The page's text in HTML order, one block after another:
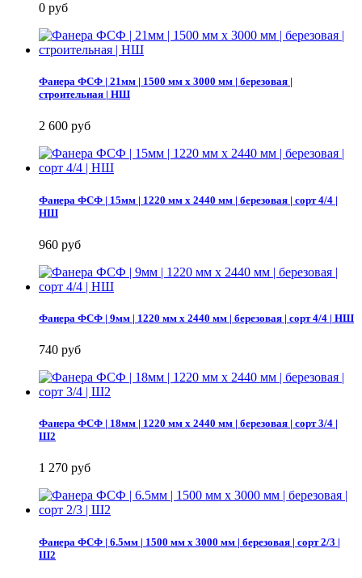
0 руб
Фанера ФСФ | 21мм | 1500 мм х 3000 мм | березовая |
строительная | НШ
2 600 руб
Фанера ФСФ | 15мм | 1220 мм х 2440 мм | березовая | сорт 4/4 |
НШ
960 руб
Фанера ФСФ | 9мм | 1220 мм х 2440 мм | березовая | сорт 4/4 | НШ
740 руб
Фанера ФСФ | 18мм | 1220 мм х 2440 мм | березовая | сорт 3/4 |
Ш2
1 270 руб
Фанера ФСФ | 6.5мм | 1500 мм х 3000 мм | березовая | сорт 2/3 |
Ш2